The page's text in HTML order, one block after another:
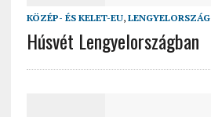
KÖZÉP- ÉS KELET-EU, LENGYELORSZÁG
Húsvét Lengyelországban